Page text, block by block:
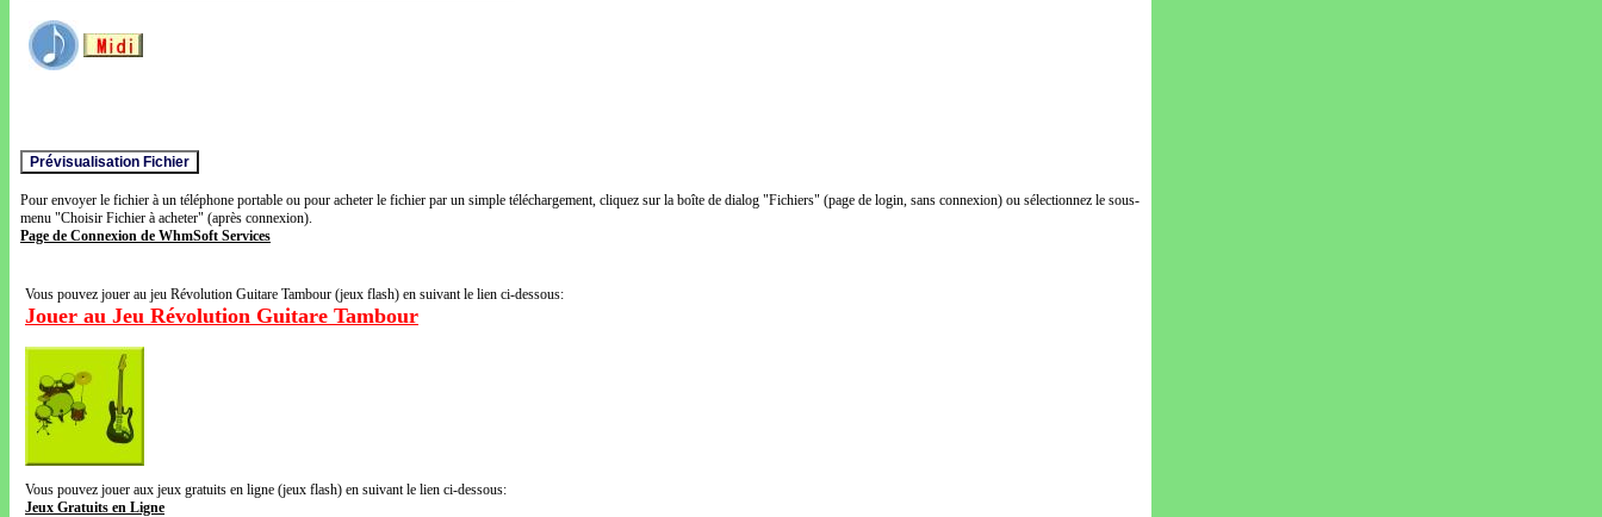
Pour envoyer le fichier à un téléphone portable ou pour acheter le fichier par un simple téléchargement, cliquez sur la boîte de dialog "Fichiers" (page de login, sans connexion) ou sélectionnez le sous-
menu "Choisir Fichier à acheter" (après connexion).
Page de Connexion de WhmSoft Services
Vous pouvez jouer au jeu Révolution Guitare Tambour (jeux flash) en suivant le lien ci-dessous:
Jouer au Jeu Révolution Guitare Tambour
Vous pouvez jouer aux jeux gratuits en ligne (jeux flash) en suivant le lien ci-dessous:
Jeux Gratuits en Ligne